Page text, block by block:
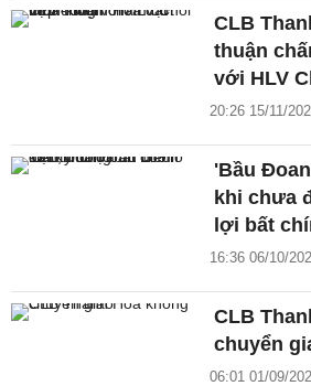
CLB
thuận
với HLV
20:26 15/11/
'Bầu
khi chưa
lợi bất
16:36 06/10/
CLB
chuyển
06:01 01/09/